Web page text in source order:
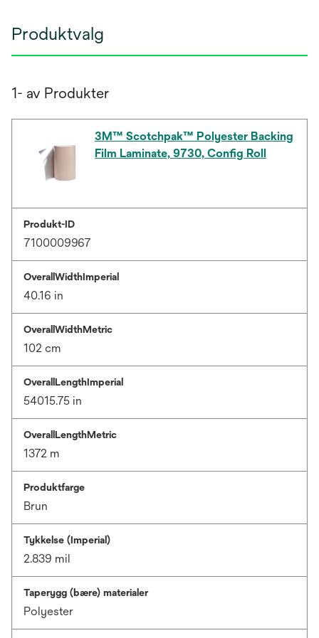
Produktvalg
1- av Produkter
3M™ Scotchpak™ Polyester Backing
Film Laminate, 9730, Config Roll
Produkt-ID
7100009967
OverallWidthImperial
40.16 in
OverallWidthMetric
102 cm
OverallLengthImperial
54015.75 in
OverallLengthMetric
1372 m
Produktfarge
Brun
Tykkelse (Imperial)
2.839 mil
Taperygg (bære) materialer
Polyester